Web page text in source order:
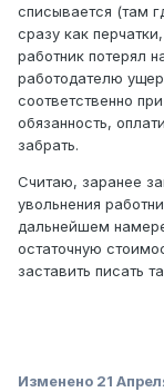
списывается (там
сразу как
работник потерял
работодателю
соответственно
обязанность,
забрать.
Считаю, заранее
увольнения
дальнейшем
остаточную
заставить писать
Изменено 21